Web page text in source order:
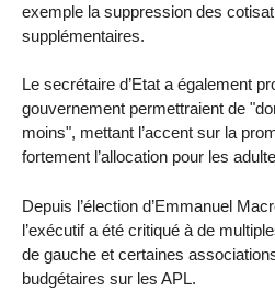
exemple la suppression des
supplémentaires.
Le secrétaire d’Etat a également
gouvernement permettraient de
moins", mettant l’accent sur la
fortement l’allocation pour les
Depuis l’élection d’Emmanuel
l’exécutif a été critiqué à de
de gauche et certaines
budgétaires sur les APL.